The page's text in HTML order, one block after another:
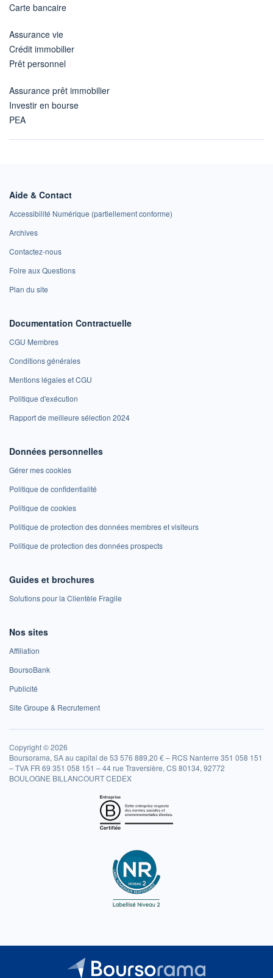
Carte bancaire
Assurance vie
Crédit immobilier
Prêt personnel
Assurance prêt immobilier
Investir en bourse
PEA
Aide & Contact
Accessibilité Numérique (partiellement conforme)
Archives
Contactez-nous
Foire aux Questions
Plan du site
Documentation Contractuelle
CGU Membres
Conditions générales
Mentions légales et CGU
Politique d'exécution
Rapport de meilleure sélection 2024
Données personnelles
Gérer mes cookies
Politique de confidentialité
Politique de cookies
Politique de protection des données membres et visiteurs
Politique de protection des données prospects
Guides et brochures
Solutions pour la Clientèle Fragile
Nos sites
Affiliation
BoursoBank
Publicité
Site Groupe & Recrutement
Copyright © 2026
Boursorama, SA au capital de 53 576 889,20 € – RCS Nanterre 351 058 151
– TVA FR 69 351 058 151 – 44 rue Traversière, CS 80134, 92772
BOULOGNE BILLANCOURT CEDEX